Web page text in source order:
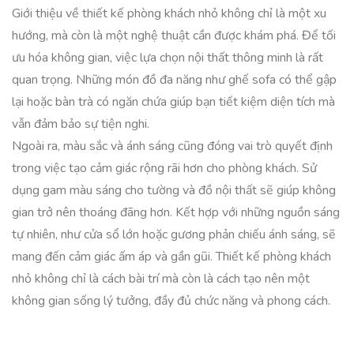
Giới thiệu về thiết kế phòng khách nhỏ không chỉ là một xu
hướng, mà còn là một nghệ thuật cần được khám phá. Để tối
ưu hóa không gian, việc lựa chọn nội thất thông minh là rất
quan trọng. Những món đồ đa năng như ghế sofa có thể gập
lại hoặc bàn trà có ngăn chứa giúp bạn tiết kiệm diện tích mà
vẫn đảm bảo sự tiện nghi.
Ngoài ra, màu sắc và ánh sáng cũng đóng vai trò quyết định
trong việc tạo cảm giác rộng rãi hơn cho phòng khách. Sử
dụng gam màu sáng cho tường và đồ nội thất sẽ giúp không
gian trở nên thoáng đãng hơn. Kết hợp với những nguồn sáng
tự nhiên, như cửa sổ lớn hoặc gương phản chiếu ánh sáng, sẽ
mang đến cảm giác ấm áp và gần gũi. Thiết kế phòng khách
nhỏ không chỉ là cách bài trí mà còn là cách tạo nên một
không gian sống lý tưởng, đầy đủ chức năng và phong cách.